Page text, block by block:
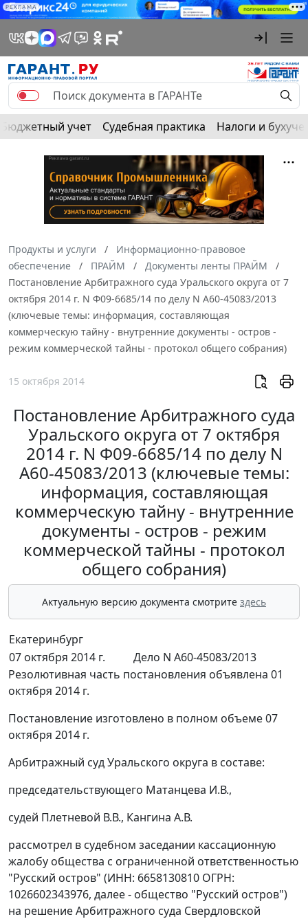
РЕКЛАМА
Бюджетный учет Судебная практика Налоги и
Продукты и услуги
Информационно-правовое
обеспечение
ПРАЙМ
Документы ленты ПРАЙМ
Постановление Арбитражного суда Уральского округа от 7
октября 2014 г. N Ф09-6685/14 по делу N А60-45083/2013
(ключевые темы: информация, составляющая
коммерческую тайну - внутренние документы - остров -
режим коммерческой тайны - протокол общего собрания)
15 октября 2014
Постановление Арбитражного суда
Уральского округа от 7 октября
2014 г. N Ф09-6685/14 по делу N
А60-45083/2013 (ключевые темы:
информация, составляющая
коммерческую тайну - внутренние
документы - остров - режим
коммерческой тайны - протокол
общего собрания)
Актуальную версию документа смотрите здесь
Екатеринбург
07 октября 2014 г.
Дело N А60-45083/2013
Резолютивная часть постановления объявлена 01
октября 2014 г.
Постановление изготовлено в полном объеме 07
октября 2014 г.
Арбитражный суд Уральского округа в составе:
председательствующего Матанцева И.В.,
судей Плетневой В.В., Кангина А.В.
рассмотрел в судебном заседании кассационную
жалобу общества с ограниченной ответственностью
"Русский остров" (ИНН: 6658130810 ОГРН:
1026602343976, далее - общество "Русский остров")
на решение Арбитражного суда Свердловской